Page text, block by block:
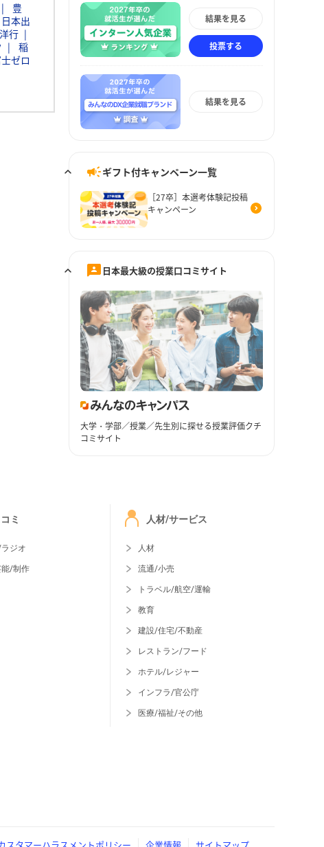
豊
日本出
行
稲
ゼロ
結果を見る
投票する
結果を見る
ギフト付キャンペーン一覧
［27卒］本選考体験記投稿
キャンペーン
日本最大級の授業口コミサイト
大学・学部／授業／先生別に探せる授業評価クチ
コミサイト
ミ
ジオ
/制作
人材/サービス
人材
流通/小売
トラベル/航空/運輸
教育
建設/住宅/不動産
レストラン/フード
ホテル/レジャー
インフラ/官公庁
医療/福祉/その他